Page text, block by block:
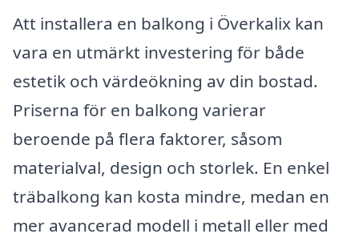
Att installera en balkong i Överkalix kan
vara en utmärkt investering för både
estetik och värdeökning av din bostad.
Priserna för en balkong varierar
beroende på flera faktorer, såsom
materialval, design och storlek. En enkel
träbalkong kan kosta mindre, medan en
mer avancerad modell i metall eller med